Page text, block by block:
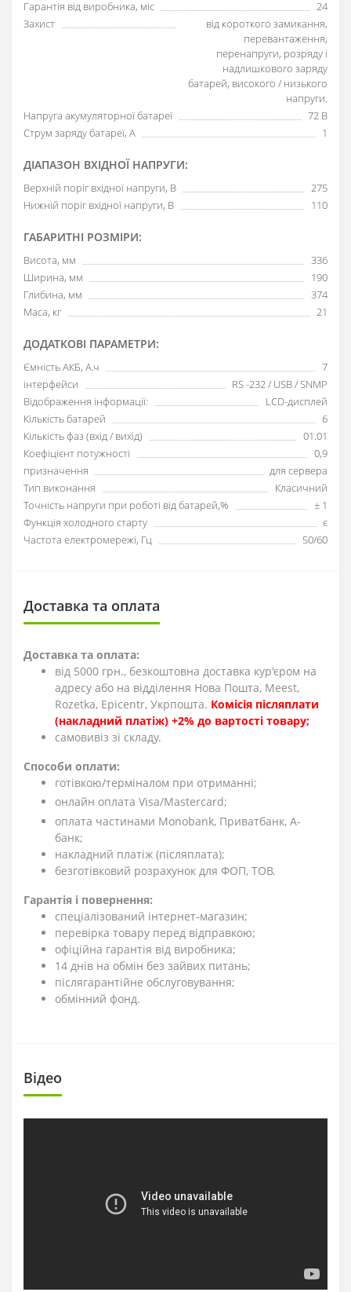
Гарантія від виробника, міс
24
Захист
від короткого замикання,
перевантаження,
перенапруги, розряду і
надлишкового заряду
батарей, високого / низького
напруги.
Напруга акумуляторної батареї
72 В
Струм заряду батареї, А
1
ДІАПАЗОН ВХІДНОЇ НАПРУГИ:
Верхній поріг вхідної напруги, В
275
Нижній поріг вхідної напруги, В
110
ГАБАРИТНІ РОЗМІРИ:
Висота, мм
336
Ширина, мм
190
Глибина, мм
374
Маса, кг
21
ДОДАТКОВІ ПАРАМЕТРИ:
Ємність АКБ, А.ч
7
інтерфейси
RS -232 / USB / SNMP
Відображення інформації:
LCD-дисплей
Кількість батарей
6
Кількість фаз (вхід / вихід)
01.01
Коефіцієнт потужності
0,9
призначення
для сервера
Тип виконання
Класичний
Точність напруги при роботі від батарей,%
± 1
Функція холодного старту
є
Частота електромережі, Гц
50/60
Доставка та оплата
Доставка та оплата:
від 5000 грн., безкоштовна доставка кур'єром на
адресу або на відділення Нова Пошта, Meest,
Rozetka, Epicentr, Укрпошта. Комісія післяплати
(накладний платіж) +2% до вартості товару;
cамовивіз зі складу.
Способи оплати:
готівкою/терміналом при отриманні;
онлайн оплата Visa/Mastercard;
оплата частинами Monobank, Приватбанк, А-
банк;
накладний платіж (післяплата);
безготівковий розрахунок для ФОП, ТОВ.
Гарантія і повернення:
спеціалізований інтернет-магазин;
перевірка товару перед відправкою;
офіційна гарантія від виробника;
14 днів на обмін без зайвих питань;
післягарантійне обслуговування;
обмінний фонд.
Вiдео